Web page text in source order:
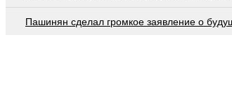
Пашинян сделал громкое заявление о